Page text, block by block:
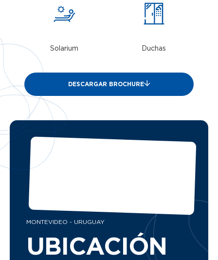
Solarium Duchas
DESCARGAR BROCHURE
MONTEVIDEO - URUGUAY
UBICACIÓN